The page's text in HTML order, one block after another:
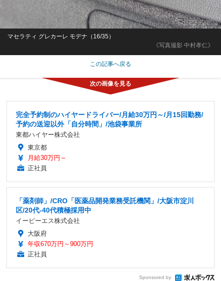
《写真撮影 中村孝仁》
マセラティ グレカーレ モデナ（16/35）
この記事へ戻る
完全予約制のハイヤードライバー/月給30万円～/月15回勤務/
予約の送迎以外「自分時間」/池袋事業所
東都ハイヤー株式会社
東京都
月給30万円～
正社員
「薬剤師」/CRO「医薬品開発業務受託機関」/大阪市淀川
区/20代-40代積極採用中
イーピーエス株式会社
大阪府
年収670万円～900万円
正社員
Sponsored by